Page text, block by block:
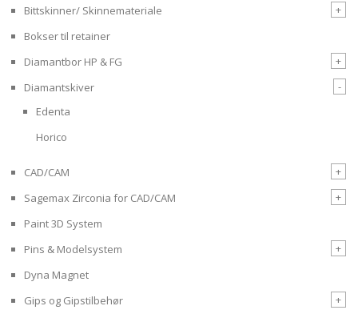
Bittskinner/ Skinnemateriale
+
Bokser til retainer
Diamantbor HP & FG
+
Diamantskiver
-
Edenta
Horico
CAD/CAM
+
Sagemax Zirconia for CAD/CAM
+
Paint 3D System
Pins & Modelsystem
+
Dyna Magnet
Gips og Gipstilbehør
+